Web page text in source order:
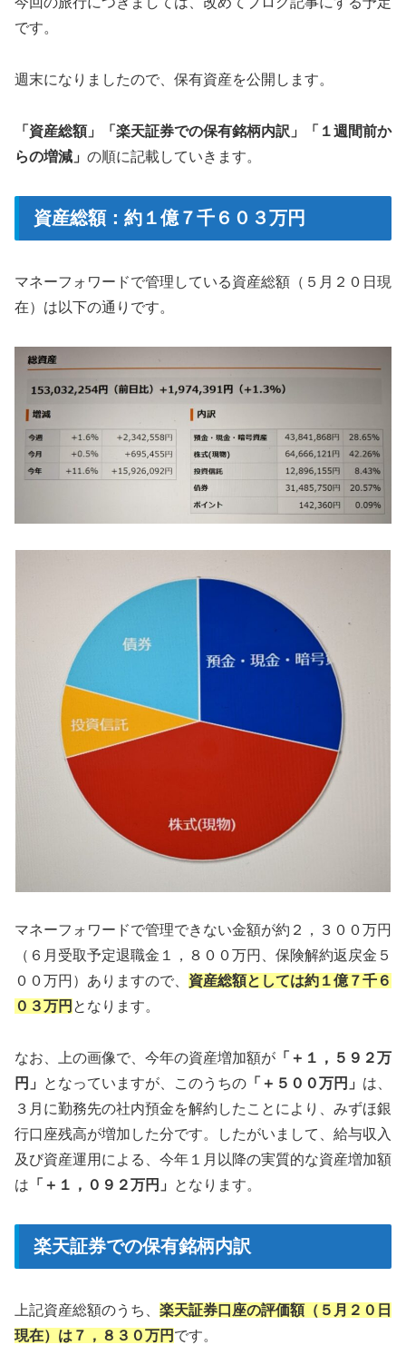
です。
週末になりましたので、保有資産を公開します。
「資産総額」「楽天証券での保有銘柄内訳」「１週間前か
らの増減」 の順に記載していきます。
資産総額：約１億７千６０３万円
マネーフォワードで管理している資産総額（５月２０日現
在）は以下の通りです。
マネーフォワードで管理できない金額が約２，３００万円
（６月受取予定退職金１，８００万円、保険解約返戻金５
００万円）ありますので、 資産総額としては約１億７千６
０３万円 となります。
なお、上の画像で、今年の資産増加額が 「＋１，５９２万
円」
となっていますが、このうちの 「＋５００万円」 は、
３月に勤務先の社内預金を解約したことにより、みずほ銀
行口座残高が増加した分です。したがいまして、給与収入
及び資産運用による、今年１月以降の実質的な資産増加額
は 「＋１，０９２万円」 となります。
楽天証券での保有銘柄内訳
上記資産総額のうち、 楽天証券口座の評価額（５月２０日
現在）は７，８３０万円 です。